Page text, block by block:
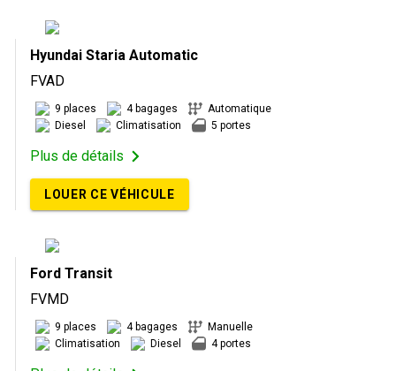
Hyundai Staria Automatic
FVAD
9 places 4 bagages
Automatique
Diesel
Climatisation 5 portes
Plus de détails
LOUER CE VÉHICULE
Ford Transit
FVMD
9 places 4 bagages
Manuelle
Climatisation
Diesel 4 portes